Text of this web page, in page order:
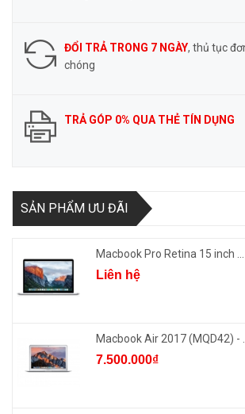
ĐỔI TRẢ TRONG 7 NGÀY, thủ tục
chóng
TRẢ GÓP 0% QUA THẺ TÍN DỤNG
SẢN PHẨM ƯU ĐÃI
Macbook Pro Retina 15 inch ...
Liên hệ
Macbook Air 2017 (MQD42) - ...
7.500.000₫